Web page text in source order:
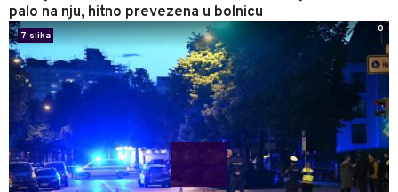
palo na nju, hitno prevezena u bolnicu
7 slika
0